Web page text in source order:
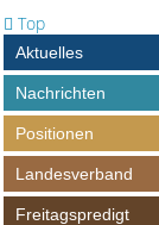
Top
Aktuelles
Nachrichten
Positionen
Landesverband
Freitagspredigt